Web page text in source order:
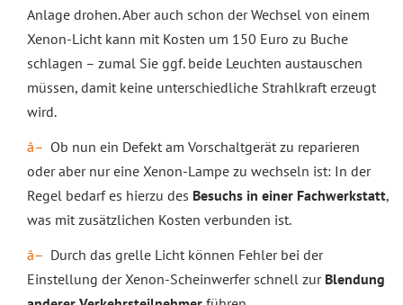
Anlage drohen. Aber auch schon der Wechsel von einem
Xenon-Licht kann mit Kosten um 150 Euro zu Buche
schlagen – zumal Sie ggf. beide Leuchten austauschen
müssen, damit keine unterschiedliche Strahlkraft erzeugt
wird.
Ob nun ein Defekt am Vorschaltgerät zu reparieren
oder aber nur eine Xenon-Lampe zu wechseln ist: In der
Regel bedarf es hierzu des Besuchs in einer Fachwerkstatt,
was mit zusätzlichen Kosten verbunden ist.
Durch das grelle Licht können Fehler bei der
Einstellung der Xenon-Scheinwerfer schnell zur Blendung